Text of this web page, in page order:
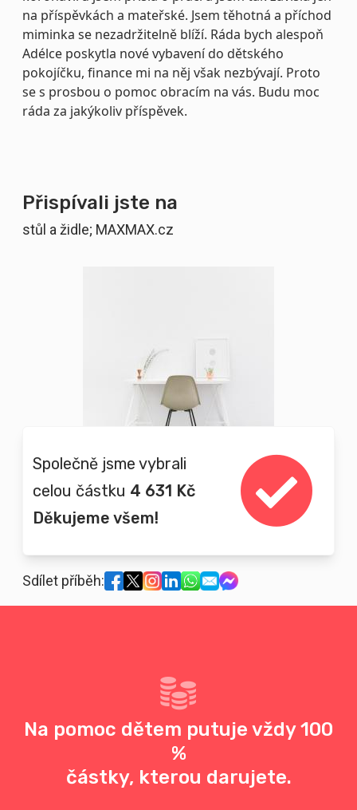
Přispívali jste na
stůl a židle; MAXMAX.cz
Společně jsme vybrali
celou částku 4 631 Kč
Děkujeme všem!
Sdílet příběh:
na příspěvkách a mateřské. Jsem těhotná a příchod
miminka se nezadržitelně blíží. Ráda bych alespoň
Adélce poskytla nové vybavení do dětského
pokojíčku, finance mi na něj však nezbývají. Proto
se s prosbou o pomoc obracím na vás. Budu moc
ráda za jakýkoliv příspěvek.
Na pomoc dětem putuje vždy 100
%
částky, kterou darujete.